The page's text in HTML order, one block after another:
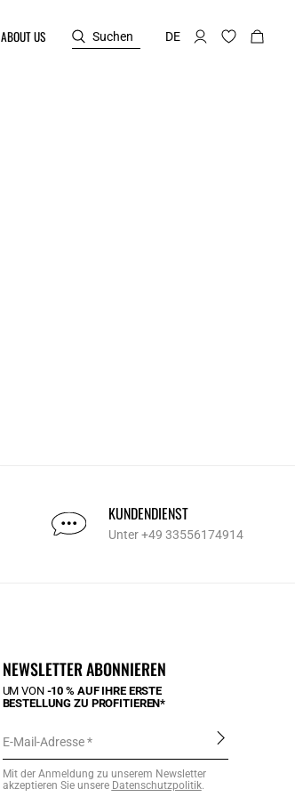
ABOUT US Suchen DE
KUNDENDIENST
Unter +49 33556174914
NEWSLETTER ABONNIEREN
UM VON -10 % AUF IHRE ERSTE
BESTELLUNG ZU PROFITIEREN*
E-Mail-Adresse
Mit der Anmeldung zu unserem Newsletter
akzeptieren Sie unsere Datenschutzpolitik.